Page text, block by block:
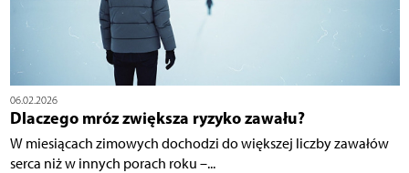
06.02.2026
Dlaczego mróz zwiększa ryzyko zawału?
W miesiącach zimowych dochodzi do większej liczby zawałów
serca niż w innych porach roku –...